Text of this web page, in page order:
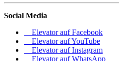
Social Media
Elevator auf Facebook
Elevator auf YouTube
Elevator auf Instagram
Elevator auf WhatsApp